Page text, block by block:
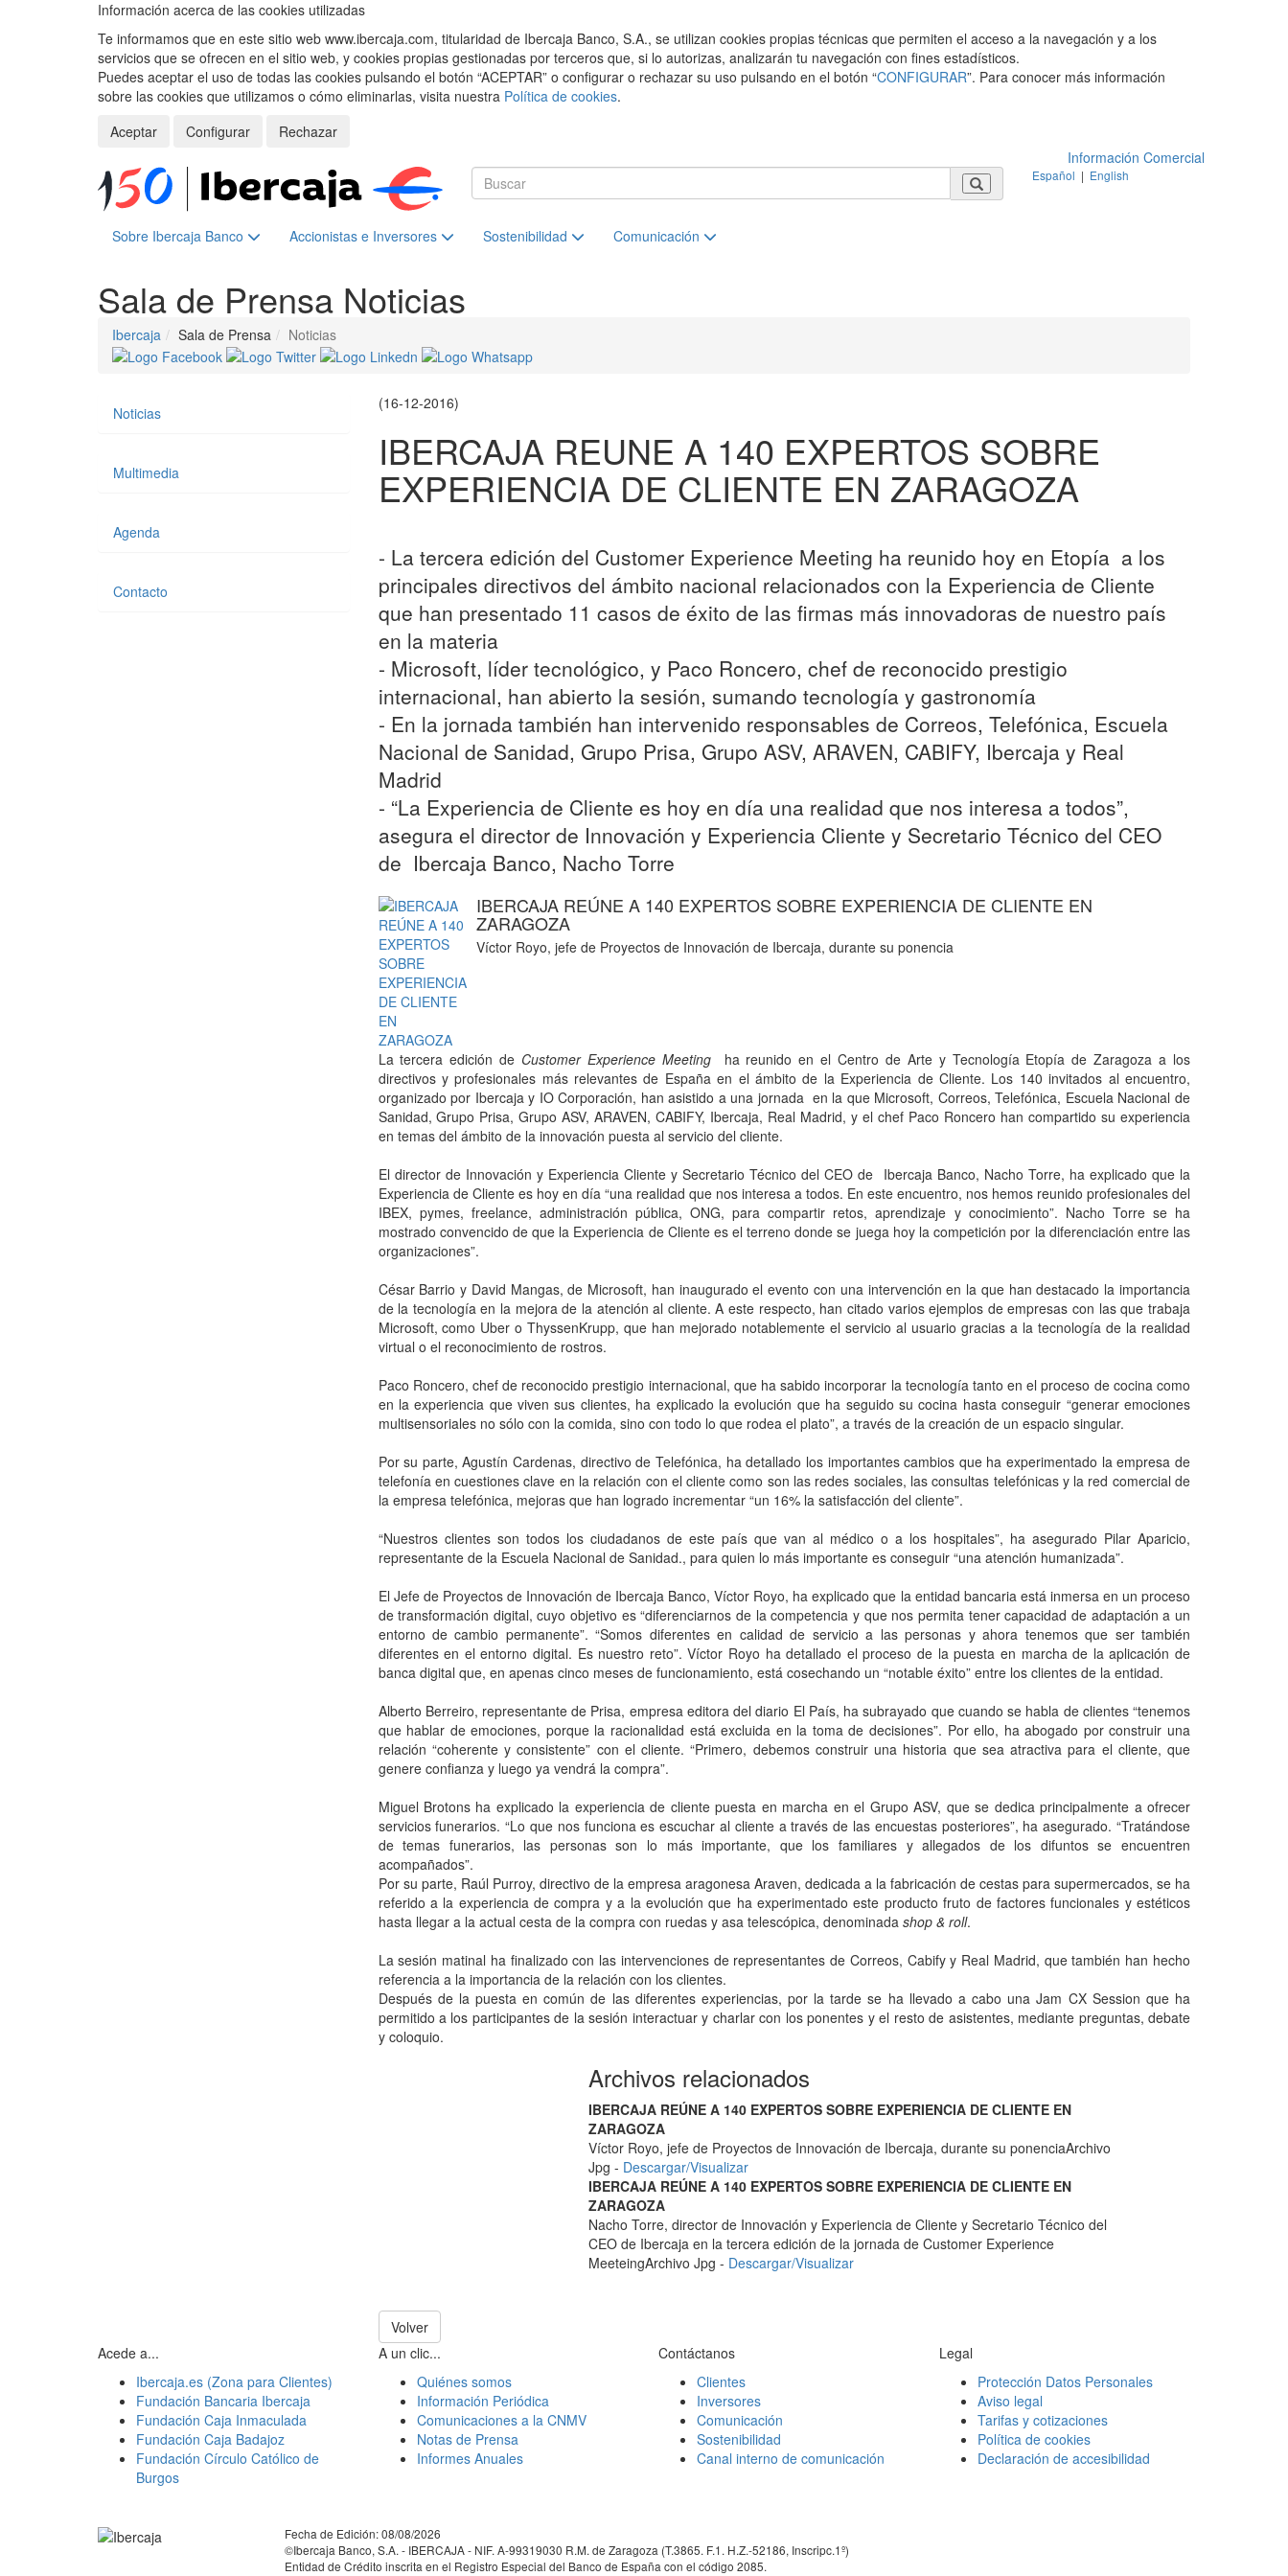
Información acerca de las cookies utilizadas
Te informamos que en este sitio web www.ibercaja.com, titularidad de Ibercaja Banco, S.A., se utilizan cookies propias técnicas que permiten el acceso a la navegación y a los
servicios que se ofrecen en el sitio web, y cookies propias gestionadas por terceros que, si lo autorizas, analizarán tu navegación con fines estadísticos.
Puedes aceptar el uso de todas las cookies pulsando el botón “ACEPTAR” o configurar o rechazar su uso pulsando en el botón “CONFIGURAR”. Para conocer más información
sobre las cookies que utilizamos o cómo eliminarlas, visita nuestra Política de cookies.
Aceptar
Configurar
Rechazar
Información Comercial
Español | English
Sobre Ibercaja Banco Accionistas e Inversores Sostenibilidad Comunicación
Sala de Prensa Noticias
Ibercaja Sala de Prensa Noticias
(16-12-2016)
IBERCAJA REUNE A 140 EXPERTOS SOBRE
EXPERIENCIA DE CLIENTE EN ZARAGOZA
- La tercera edición del Customer Experience Meeting ha reunido hoy en Etopía a los
principales directivos del ámbito nacional relacionados con la Experiencia de Cliente
que han presentado 11 casos de éxito de las firmas más innovadoras de nuestro país
en la materia
- Microsoft, líder tecnológico, y Paco Roncero, chef de reconocido prestigio
internacional, han abierto la sesión, sumando tecnología y gastronomía
- En la jornada también han intervenido responsables de Correos, Telefónica, Escuela
Nacional de Sanidad, Grupo Prisa, Grupo ASV, ARAVEN, CABIFY, Ibercaja y Real
Madrid
- “La Experiencia de Cliente es hoy en día una realidad que nos interesa a todos”,
asegura el director de Innovación y Experiencia Cliente y Secretario Técnico del CEO
de Ibercaja Banco, Nacho Torre
IBERCAJA REÚNE A 140 EXPERTOS SOBRE EXPERIENCIA DE CLIENTE EN
ZARAGOZA
Víctor Royo, jefe de Proyectos de Innovación de Ibercaja, durante su ponencia
La tercera edición de Customer Experience Meetingha reunido en el Centro de Arte y Tecnología Etopía de Zaragoza a los
directivos y profesionales más relevantes de España en el ámbito de la Experiencia de Cliente. Los 140 invitados al encuentro,
organizado por Ibercaja y IO Corporación, han asistido a una jornada en la que Microsoft, Correos, Telefónica, Escuela Nacional de
Sanidad, Grupo Prisa, Grupo ASV, ARAVEN, CABIFY, Ibercaja, Real Madrid, y el chef Paco Roncero han compartido su experiencia
en temas del ámbito de la innovación puesta al servicio del cliente.
El director de Innovación y Experiencia Cliente y Secretario Técnico del CEO de Ibercaja Banco, Nacho Torre, ha explicado que la
Experiencia de Cliente es hoy en día “una realidad que nos interesa a todos. En este encuentro, nos hemos reunido profesionales del
IBEX, pymes, freelance, administración pública, ONG, para compartir retos, aprendizaje y conocimiento”. Nacho Torre se ha
mostrado convencido de que la Experiencia de Cliente es el terreno donde se juega hoy la competición por la diferenciación entre las
organizaciones”.
César Barrio y David Mangas, de Microsoft, han inaugurado el evento con una intervención en la que han destacado la importancia
de la tecnología en la mejora de la atención al cliente. A este respecto, han citado varios ejemplos de empresas con las que trabaja
Microsoft, como Uber o ThyssenKrupp, que han mejorado notablemente el servicio al usuario gracias a la tecnología de la realidad
virtual o el reconocimiento de rostros.
Paco Roncero, chef de reconocido prestigio internacional, que ha sabido incorporar la tecnología tanto en el proceso de cocina como
en la experiencia que viven sus clientes, ha explicado la evolución que ha seguido su cocina hasta conseguir “generar emociones
multisensoriales no sólo con la comida, sino con todo lo que rodea el plato”, a través de la creación de un espacio singular.
Por su parte, Agustín Cardenas, directivo de Telefónica, ha detallado los importantes cambios que ha experimentado la empresa de
telefonía en cuestiones clave en la relación con el cliente como son las redes sociales, las consultas telefónicas y la red comercial de
la empresa telefónica, mejoras que han logrado incrementar “un 16% la satisfacción del cliente”.
“Nuestros clientes son todos los ciudadanos de este país que van al médico o a los hospitales”, ha asegurado Pilar Aparicio,
representante de la Escuela Nacional de Sanidad., para quien lo más importante es conseguir “una atención humanizada”.
El Jefe de Proyectos de Innovación de Ibercaja Banco, Víctor Royo, ha explicado que la entidad bancaria está inmersa en un proceso
de transformación digital, cuyo objetivo es “diferenciarnos de la competencia y que nos permita tener capacidad de adaptación a un
entorno de cambio permanente”. “Somos diferentes en calidad de servicio a las personas y ahora tenemos que ser también
diferentes en el entorno digital. Es nuestro reto”. Víctor Royo ha detallado el proceso de la puesta en marcha de la aplicación de
banca digital que, en apenas cinco meses de funcionamiento, está cosechando un “notable éxito” entre los clientes de la entidad.
Alberto Berreiro, representante de Prisa, empresa editora del diario El País, ha subrayado que cuando se habla de clientes “tenemos
que hablar de emociones, porque la racionalidad está excluida en la toma de decisiones”. Por ello, ha abogado por construir una
relación “coherente y consistente” con el cliente. “Primero, debemos construir una historia que sea atractiva para el cliente, que
genere confianza y luego ya vendrá la compra”.
Miguel Brotons ha explicado la experiencia de cliente puesta en marcha en el Grupo ASV, que se dedica principalmente a ofrecer
servicios funerarios. “Lo que nos funciona es escuchar al cliente a través de las encuestas posteriores”, ha asegurado. “Tratándose
de temas funerarios, las personas son lo más importante, que los familiares y allegados de los difuntos se encuentren
acompañados”.
Por su parte, Raúl Purroy, directivo de la empresa aragonesa Araven, dedicada a la fabricación de cestas para supermercados, se ha
referido a la experiencia de compra y a la evolución que ha experimentado este producto fruto de factores funcionales y estéticos
hasta llegar a la actual cesta de la compra con ruedas y asa telescópica, denominada shop & roll.
La sesión matinal ha finalizado con las intervenciones de representantes de Correos, Cabify y Real Madrid, que también han hecho
referencia a la importancia de la relación con los clientes.
Después de la puesta en común de las diferentes experiencias, por la tarde se ha llevado a cabo una Jam CX Session que ha
permitido a los participantes de la sesión interactuar y charlar con los ponentes y el resto de asistentes, mediante preguntas, debate
y coloquio.
Archivos relacionados
IBERCAJA REÚNE A 140 EXPERTOS SOBRE EXPERIENCIA DE CLIENTE EN
ZARAGOZA
Víctor Royo, jefe de Proyectos de Innovación de Ibercaja, durante su ponenciaArchivo
Jpg - Descargar/Visualizar
IBERCAJA REÚNE A 140 EXPERTOS SOBRE EXPERIENCIA DE CLIENTE EN
ZARAGOZA
Nacho Torre, director de Innovación y Experiencia de Cliente y Secretario Técnico del
CEO de Ibercaja en la tercera edición de la jornada de Customer Experience
MeeteingArchivo Jpg - Descargar/Visualizar
Volver
Noticias
Multimedia
Agenda
Contacto
Acede a...
Ibercaja.es (Zona para Clientes)
Fundación Bancaria Ibercaja
Fundación Caja Inmaculada
Fundación Caja Badajoz
Fundación Círculo Católico de
Burgos
A un clic...
Quiénes somos
Información Periódica
Comunicaciones a la CNMV
Notas de Prensa
Informes Anuales
Contáctanos
Clientes
Inversores
Comunicación
Sostenibilidad
Canal interno de comunicación
Legal
Protección Datos Personales
Aviso legal
Tarifas y cotizaciones
Política de cookies
Declaración de accesibilidad
Fecha de Edición: 08/08/2026
©Ibercaja Banco, S.A. - IBERCAJA - NIF. A-99319030 R.M. de Zaragoza (T.3865. F.1. H.Z.-52186, Inscripc.1º)
Entidad de Crédito inscrita en el Registro Especial del Banco de España con el código 2085.